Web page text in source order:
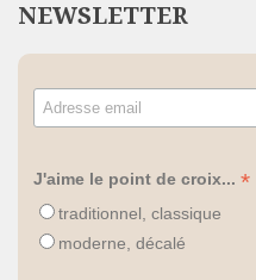
NEWSLETTER
J'aime le point de croix... *
traditionnel, classique
moderne, décalé